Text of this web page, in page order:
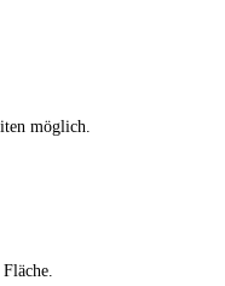
möglich.